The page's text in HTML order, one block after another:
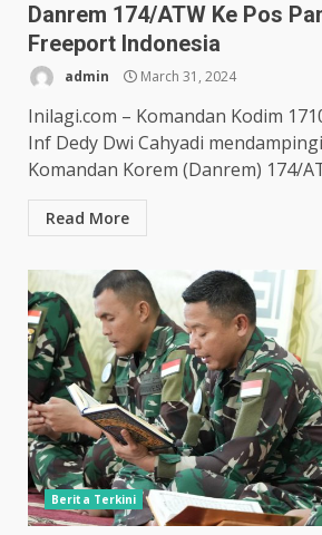
Danrem 174/ATW Ke Pos
Freeport Indonesia
admin March 31, 2024
Inilagi.com – Komandan Kodim
Inf Dedy Dwi Cahyadi
Komandan Korem (Danrem) 174/
Read More
Berita Terkini